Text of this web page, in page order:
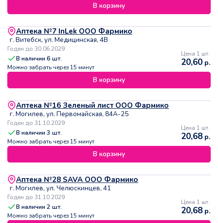
В корзину
Аптека №7 InLek ООО Фармико
г. Витебск, ул. Медицинская, 4В
Годен до 30.06.2029
В наличии6 шт.
Можно забрать через 15 минут
Цена 1 шт.
20,60 р.
В корзину
Аптека №16 Зеленый лист ООО Фармико
г. Могилев, ул. Первомайская, 84А-25
Годен до 31.10.2029
В наличии3 шт.
Можно забрать через 15 минут
Цена 1 шт.
20,68р.
В корзину
Аптека №28 SAVA ООО Фармико
г. Могилев, ул. Челюскинцев, 41
Годен до 31.10.2029
В наличии2 шт.
Можно забрать через 15 минут
Цена 1 шт.
20,68р.